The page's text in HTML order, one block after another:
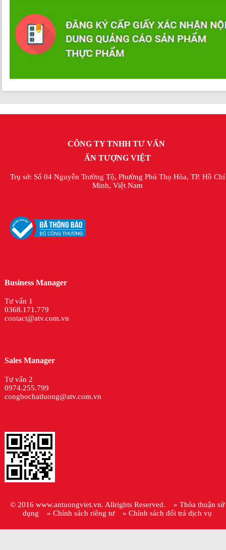
CÔNG TY TNHH TƯ VẤN
ẤN TƯỢNG VIỆT
Trụ sở: Số 04 Nguyễn Trường Tộ, Phường Phú Thọ Hòa, TP. Hồ Chí
Minh, Việt Nam
Business Manager
Tư vấn 1
0368.171.779
contact@atv.com.vn
Sales Manager
Tư vấn 2
0974.255.799
congbochatluong@atv.com.vn
© 2016www.antuongviet.vn. Allrights Reserved.» Thỏa thuận sử
dụng
» Chính sách riêng tư » Chính sách đổi trả dịch vụ